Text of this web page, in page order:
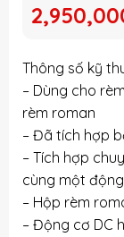
Giá
gốc
là:
Giá
hiện
tại
là:
Thông số kỹ
– Dùng cho
rèm roman
– Đã tích hợp
– Tích hợp
cùng một
– Hộp rèm
– Động cơ DC